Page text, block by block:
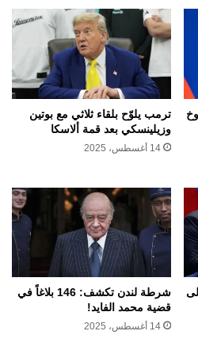
ترمب يلوّح بلقاء ثلاثي مع بوتين
وزيلينسكي بعد قمة ألاسكا
14 أغسطس، 2025
شرطة لندن تكشف: 146 بلاغاً في
قضية محمد الفايد!
14 أغسطس، 2025